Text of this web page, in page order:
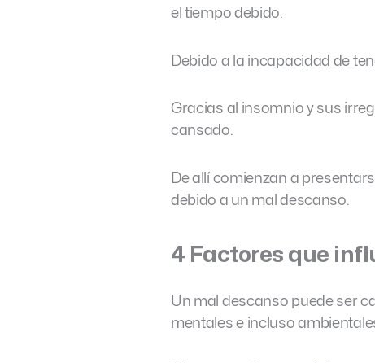
el tiempo debido.
Debido a la incapacidad de
Gracias al insomnio y sus
cansado.
De allí comienzan a
debido a un mal descanso.
4 Factores que
Un mal descanso puede ser
mentales e incluso